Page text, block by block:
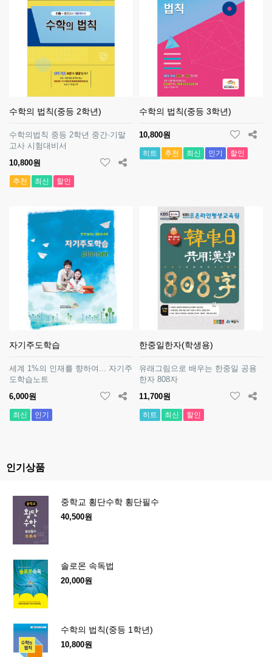
수학의 법칙(중등 2학년)
수학의법칙 중등 2학년 중간·기말
고사 시험대비서
10,800원
추천 최신 할인
수학의 법칙(중등 3학년)
10,800원
히트 추천 최신 인기 할인
자기주도학습
세계 1%의 인재를 향하여... 자기주
도학습노트
6,000원
최신 인기
한중일한자(학생용)
유래그림으로 배우는 한중일 공용
한자 808자
11,700원
히트 최신 할인
인기상품
중학교 횡단수학 횡단필수
40,500원
솔로몬 속독법
20,000원
수학의 법칙(중등 1학년)
10,800원